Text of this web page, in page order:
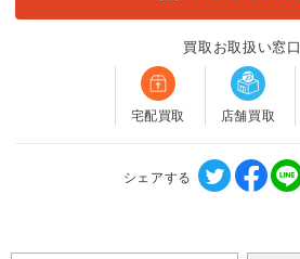
買取お取扱い窓口
宅配買取 店舗買取
シェアする